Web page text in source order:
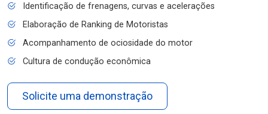
Identificação de frenagens, curvas e acelerações
Elaboração de Ranking de Motoristas
Acompanhamento de ociosidade do motor
Cultura de condução econômica
Solicite uma demonstração